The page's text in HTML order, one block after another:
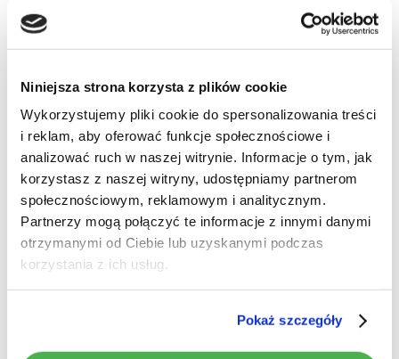
Niniejsza strona korzysta z plików cookie
Wykorzystujemy pliki cookie do spersonalizowania treści
i reklam, aby oferować funkcje społecznościowe i
analizować ruch w naszej witrynie. Informacje o tym, jak
korzystasz z naszej witryny, udostępniamy partnerom
społecznościowym, reklamowym i analitycznym.
Partnerzy mogą połączyć te informacje z innymi danymi
otrzymanymi od Ciebie lub uzyskanymi podczas
korzystania z ich usług.
Pokaż szczegóły
Brak produktów w koszyku.
Idź do sklepu
Pełna
kompatybilność
akcesoriów
dodatkowych akcesoriówi zwiększ
bezpieczeństwo swojej podróży.